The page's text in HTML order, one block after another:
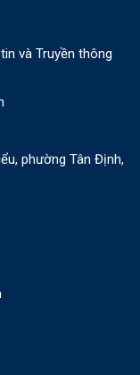
và Truyền thông
phường Tân Định,